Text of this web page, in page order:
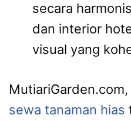
secara
dan interior
visual yang
sewa tanaman hias